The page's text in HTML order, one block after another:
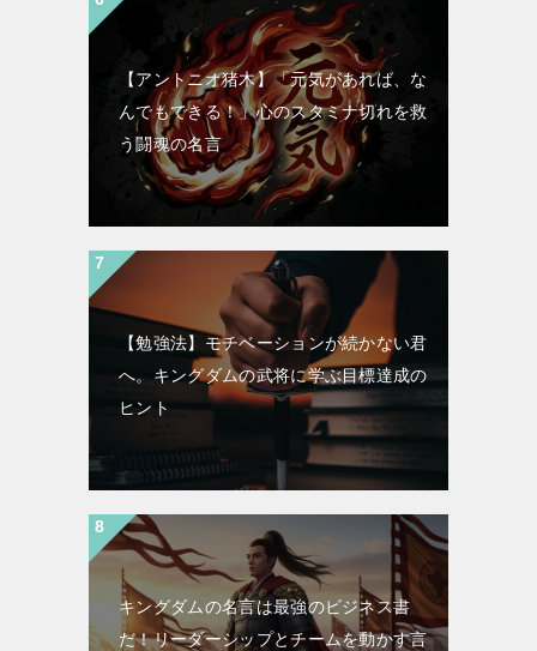
【アントニオ猪木】「元気があれば、な
んでもできる！」心のスタミナ切れを救
う闘魂の名言
【勉強法】モチベーションが続かない君
へ。キングダムの武将に学ぶ目標達成の
ヒント
キングダムの名言は最強のビジネス書
だ！リーダーシップとチームを動かす言